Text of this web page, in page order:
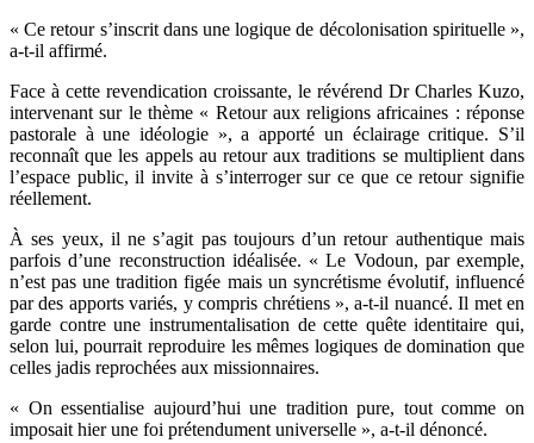
« Ce retour s’inscrit dans une logique de décolonisation spirituelle »,
a-t-il affirmé.
Face à cette revendication croissante, le révérend Dr Charles Kuzo,
intervenant sur le thème « Retour aux religions africaines : réponse
pastorale à une idéologie », a apporté un éclairage critique. S’il
reconnaît que les appels au retour aux traditions se multiplient dans
l’espace public, il invite à s’interroger sur ce que ce retour signifie
réellement.
À ses yeux, il ne s’agit pas toujours d’un retour authentique mais
parfois d’une reconstruction idéalisée. « Le Vodoun, par exemple,
n’est pas une tradition figée mais un syncrétisme évolutif, influencé
par des apports variés, y compris chrétiens », a-t-il nuancé. Il met en
garde contre une instrumentalisation de cette quête identitaire qui,
selon lui, pourrait reproduire les mêmes logiques de domination que
celles jadis reprochées aux missionnaires.
« On essentialise aujourd’hui une tradition pure, tout comme on
imposait hier une foi prétendument universelle », a-t-il dénoncé.